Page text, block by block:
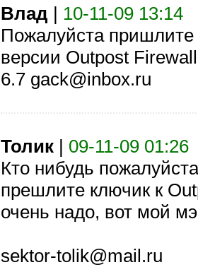
Влад | 10-11-09 13:14
Пожалуйста
версии Outpost
6.7 gack@inbox.ru
Толик| 09-11-09 01:26
Кто нибудь пожалуйста
прешлите ключик к
очень надо, вот мой
sektor-tolik@mail.ru